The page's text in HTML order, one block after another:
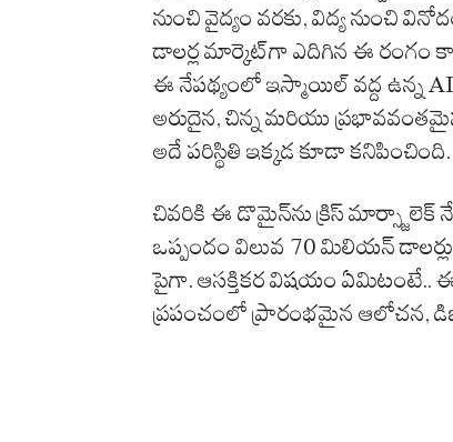
నుంచి వైద్యం వరకు, విద్య నుంచి
డాలర్ల మార్కెట్‌గా ఎదిగిన ఈ రంగం
ఈ నేపథ్యంలో ఇస్మాయిల్ వద్ద ఉన్న
అరుదైన, చిన్న మరియు
అదే పరిస్థితి ఇక్కడ కూడా కనిపించింది.
చివరికి ఈ డొమైన్‌ను క్రిస్ మార్స్జాలెక్
ఒప్పందం విలువ 70 మిలియన్
పైగా. ఆసక్తికర విషయం ఏమిటంటే..
ప్రపంచంలో ప్రారంభమైన ఆలోచన,